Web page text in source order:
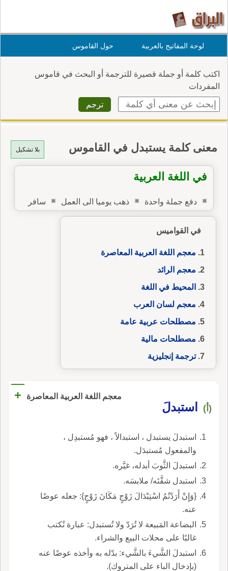
لوحة المفاتيح بالعربية حول القاموس
اكتب كلمة أو جملة قصيرة للترجمة أو البحث في قاموس
المفردات
بلا تشكيل معنى كلمة يستبدل في القاموس
في اللغة العربية
دفع جملة واحدة ذهب يوميا الى العمل سافر
في القواميس
معجم اللغة العربية المعاصرة
معجم الرائد
المحيط في اللغة
معجم لسان العرب
مصطلحات عربية عامة
مصطلحات مالية
ترجمة إنجليزية
معجم اللغة العربية المعاصرة +
(أ) استبدلَ
استبدلَ يستبدل ، استبدالاً ، فهو مُستبدِل ،
والمفعول مُستبدَل.
استبدلَ الثَّوبَ أبدله، غيَّره.
استبدل شقَّتَه/ ملابسَه.
{وَإِنْ أَرَدْتُمُ اسْتِبْدَالَ زَوْجٍ مَكَانَ زَوْجٍ}: جعله عوضًا
عنه.
البضاعة المَبيعة لا تُرَدّ ولا تُستبدل: عبارة تُكتب
غالبًا على محلات البيع والشراء.
استبدلَ الشَّيءَ بالشَّيء: بدّله به وأخذه عوضًا عنه
(بإدخال الباء على المتروك).